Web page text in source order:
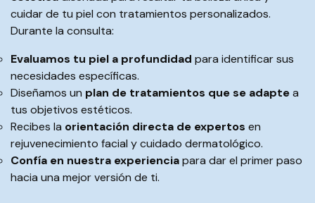
cuidar de tu piel con tratamientos personalizados.
Durante la consulta:
Evaluamos tu piel a profundidad para identificar sus
necesidades específicas.
Diseñamos un plan de tratamientos que se adaptea
tus objetivos estéticos.
Recibes la orientación directa de expertos en
rejuvenecimiento facial y cuidado dermatológico.
Confía en nuestra experienciapara dar el primer paso
hacia una mejor versión de ti.